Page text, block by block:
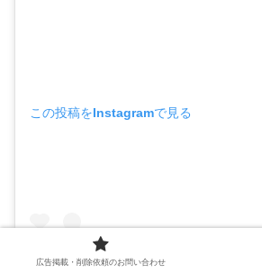
この投稿をInstagramで見る
広告掲載・削除依頼のお問い合わせ